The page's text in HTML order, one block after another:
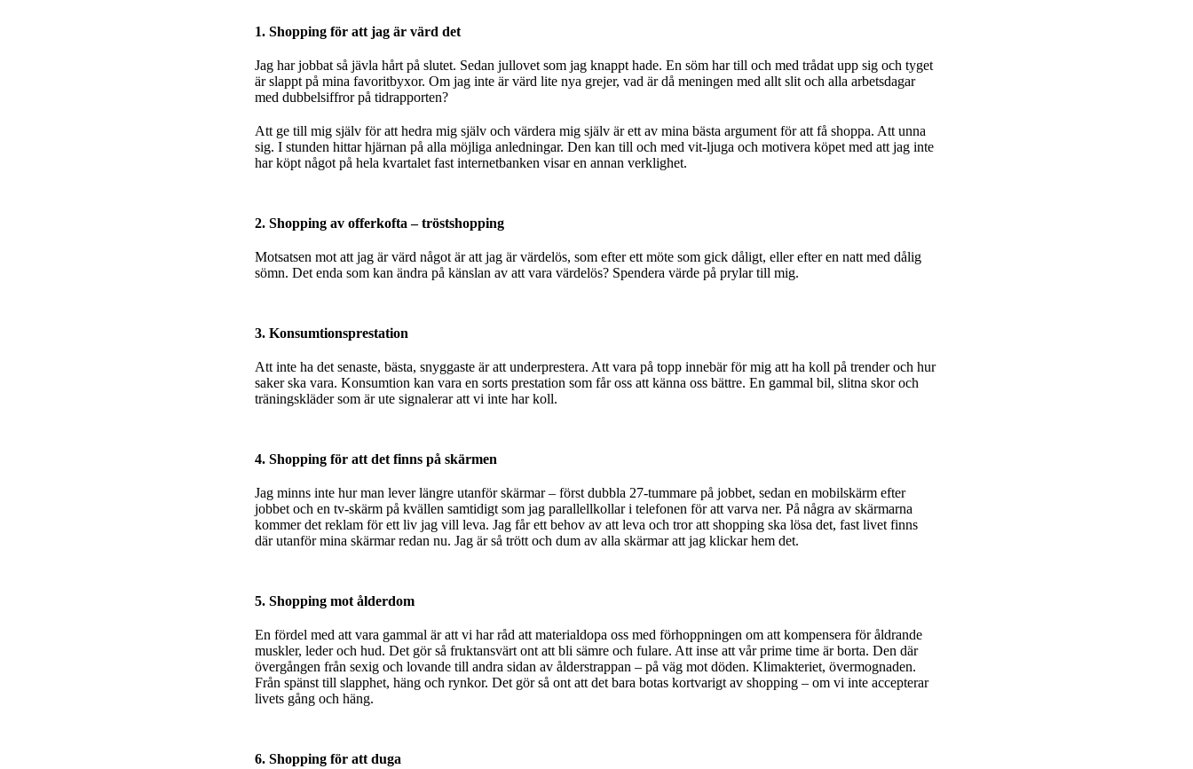
1. Shopping för att jag är värd det
Jag har jobbat så jävla hårt på slutet. Sedan jullovet som jag knappt hade. En söm har till och med trådat upp sig och tyget
är slappt på mina favoritbyxor. Om jag inte är värd lite nya grejer, vad är då meningen med allt slit och alla arbetsdagar
med dubbelsiffror på tidrapporten?
Att ge till mig själv för att hedra mig själv och värdera mig själv är ett av mina bästa argument för att få shoppa. Att unna
sig. I stunden hittar hjärnan på alla möjliga anledningar. Den kan till och med vit-ljuga och motivera köpet med att jag inte
har köpt något på hela kvartalet fast internetbanken visar en annan verklighet.
2. Shopping av offerkofta – tröstshopping
Motsatsen mot att jag är värd något är att jag är värdelös, som efter ett möte som gick dåligt, eller efter en natt med dålig
sömn. Det enda som kan ändra på känslan av att vara värdelös? Spendera värde på prylar till mig.
3. Konsumtionsprestation
Att inte ha det senaste, bästa, snyggaste är att underprestera. Att vara på topp innebär för mig att ha koll på trender och hur
saker ska vara. Konsumtion kan vara en sorts prestation som får oss att känna oss bättre. En gammal bil, slitna skor och
träningskläder som är ute signalerar att vi inte har koll.
4. Shopping för att det finns på skärmen
Jag minns inte hur man lever längre utanför skärmar – först dubbla 27-tummare på jobbet, sedan en mobilskärm efter
jobbet och en tv-skärm på kvällen samtidigt som jag parallellkollar i telefonen för att varva ner. På några av skärmarna
kommer det reklam för ett liv jag vill leva. Jag får ett behov av att leva och tror att shopping ska lösa det, fast livet finns
där utanför mina skärmar redan nu. Jag är så trött och dum av alla skärmar att jag klickar hem det.
5. Shopping mot ålderdom
En fördel med att vara gammal är att vi har råd att materialdopa oss med förhoppningen om att kompensera för åldrande
muskler, leder och hud. Det gör så fruktansvärt ont att bli sämre och fulare. Att inse att vår prime time är borta. Den där
övergången från sexig och lovande till andra sidan av ålderstrappan – på väg mot döden. Klimakteriet, övermognaden.
Från spänst till slapphet, häng och rynkor. Det gör så ont att det bara botas kortvarigt av shopping – om vi inte accepterar
livets gång och häng.
6. Shopping för att duga